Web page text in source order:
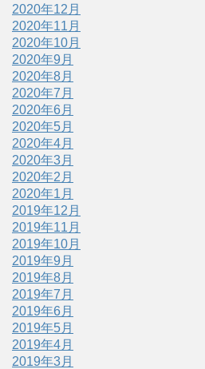
2020年12月
2020年11月
2020年10月
2020年9月
2020年8月
2020年7月
2020年6月
2020年5月
2020年4月
2020年3月
2020年2月
2020年1月
2019年12月
2019年11月
2019年10月
2019年9月
2019年8月
2019年7月
2019年6月
2019年5月
2019年4月
2019年3月